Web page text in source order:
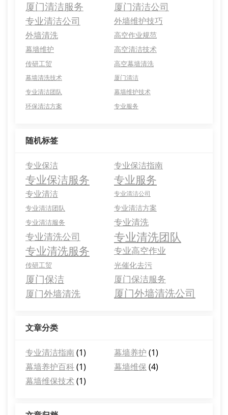
厦门清洁服务
厦门清洁公司
专业清洁公司
外墙维护技巧
外墙清洗
高空作业规范
幕墙维护
高空清洁技术
传研工贸
高空幕墙清洗
幕墙清洗技术
厦门清洁
专业清洁团队
幕墙维护技术
环保清洁方案
专业服务
随机标签
专业保洁 专业保洁指南
专业保洁服务 专业服务
专业清洁 专业清洁公司
专业清洁团队 专业清洁方案
专业清洁服务 专业清洗
专业清洗公司 专业清洗团队
专业清洗服务 专业高空作业
传研工贸 光催化去污
厦门保洁 厦门保洁服务
厦门外墙清洗 厦门外墙清洗公司
文章分类
专业清洁指南(1) 幕墙养护 (1)
幕墙养护百科(1) 幕墙维保 (4)
幕墙维保技术(1)